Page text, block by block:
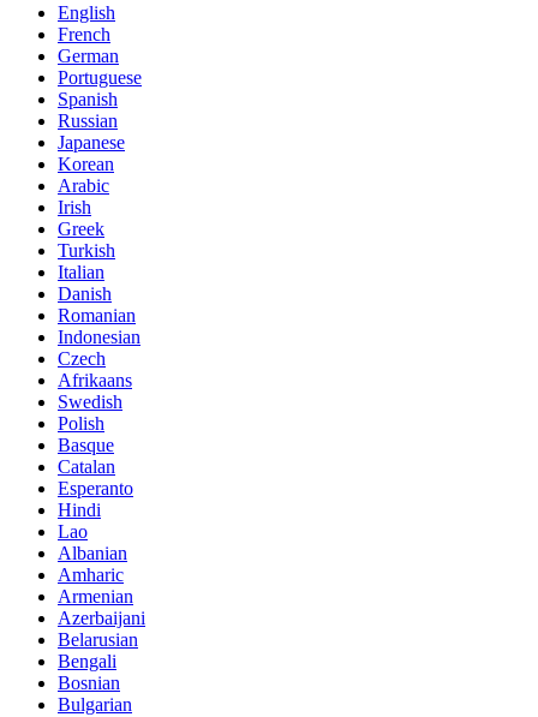
English
French
German
Portuguese
Spanish
Russian
Japanese
Korean
Arabic
Irish
Greek
Turkish
Italian
Danish
Romanian
Indonesian
Czech
Afrikaans
Swedish
Polish
Basque
Catalan
Esperanto
Hindi
Lao
Albanian
Amharic
Armenian
Azerbaijani
Belarusian
Bengali
Bosnian
Bulgarian